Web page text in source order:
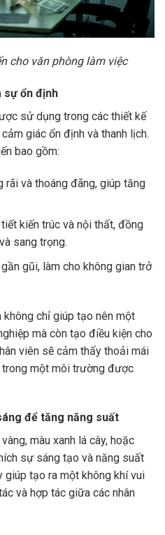
cho văn phòng làm việc
sự ổn định
sử dụng trong các thiết kế
giác ổn định và thanh lịch.
bao gồm:
rãi và thoáng đãng, giúp tăng
kiến trúc và nội thất, đồng
sang trọng.
gũi, làm cho không gian trở
chỉ giúp tạo nên một
mà còn tạo điều kiện cho
viên sẽ cảm thấy thoải mái
trong một môi trường được
để tăng năng suất
màu xanh lá cây, hoặc
sự sáng tạo và năng suất
giúp tạo ra một không khí vui
và hợp tác giữa các nhân